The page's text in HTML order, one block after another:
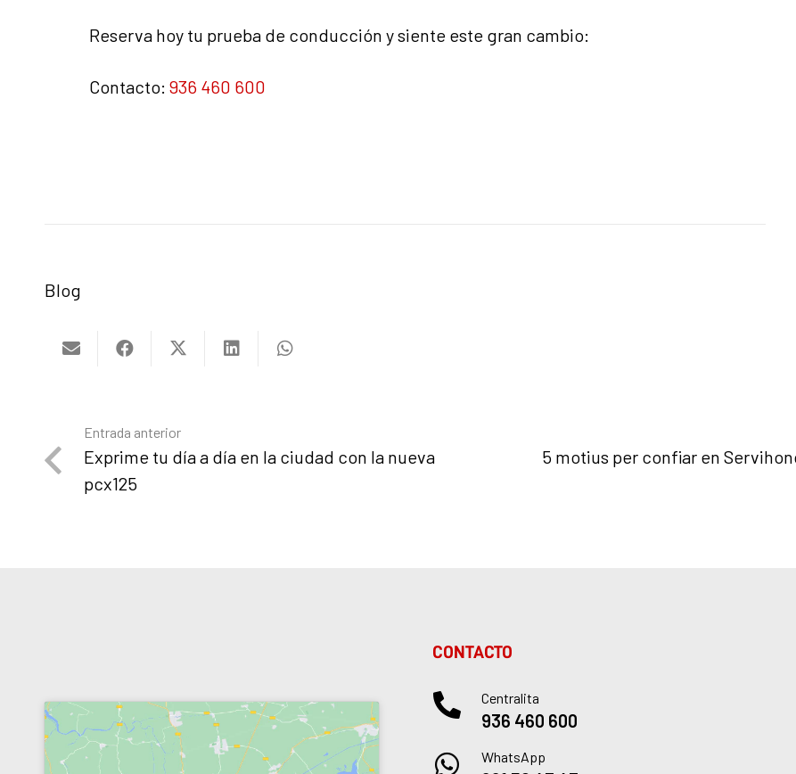
Reserva hoy tu prueba de conducción y siente este gran cambio:
Contacto: 936 460 600
Blog
Entrada anterior
Exprime tu día a día en la ciudad con la nueva
pcx125
5 motius per confiar en
CONTACTO
Centralita
936 460 600
WhatsApp